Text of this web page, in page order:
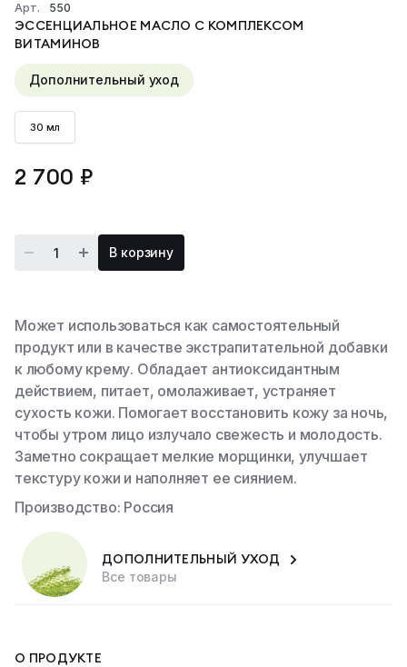
Арт. 550
ЭССЕНЦИАЛЬНОЕ МАСЛО С КОМПЛЕКСОМ
ВИТАМИНОВ
Дополнительный уход
30 мл
2 700 ₽
В корзину
Может использоваться как самостоятельный
продукт или в качестве экстрапитательной добавки
к любому крему. Обладает антиоксидантным
действием, питает, омолаживает, устраняет
сухость кожи. Помогает восстановить кожу за ночь,
чтобы утром лицо излучало свежесть и молодость.
Заметно сокращает мелкие морщинки, улучшает
текстуру кожи и наполняет ее сиянием.
Производство: Россия
ДОПОЛНИТЕЛЬНЫЙ УХОД
Все товары
О ПРОДУКТЕ
Тонизация
Активные бустеры
Сыворотки
Кремы и крем-маски
Эссенциальное масло
Тело
Молочко для тела
Все товары